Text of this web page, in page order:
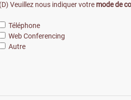
(D) Veuillez nous indiquer votre mode de
Téléphone
Web Conferencing
Autre